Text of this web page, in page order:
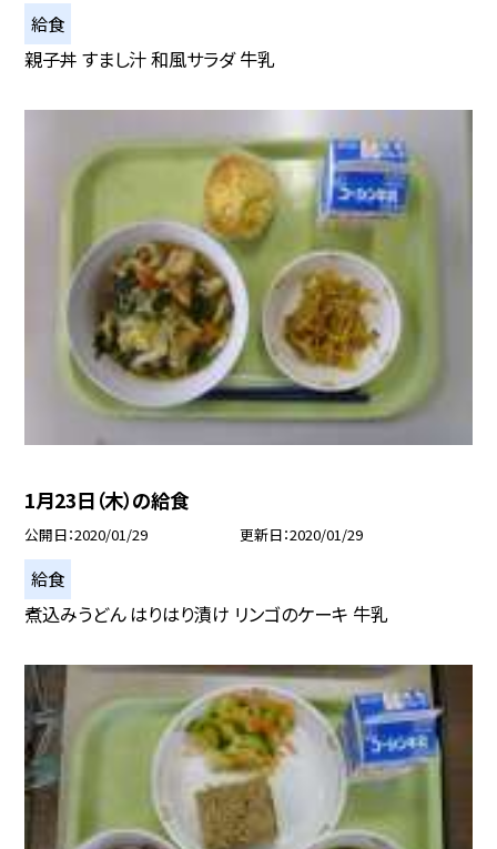
給食
親子丼 すまし汁 和風サラダ 牛乳
1月23日（木）の給食
公開日 2020/01/29 更新日 2020/01/29
給食
煮込みうどん はりはり漬け リンゴのケーキ 牛乳